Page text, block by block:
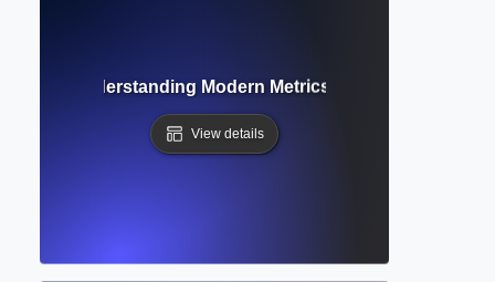
Understanding Modern Metrics Beyond Citation
View details